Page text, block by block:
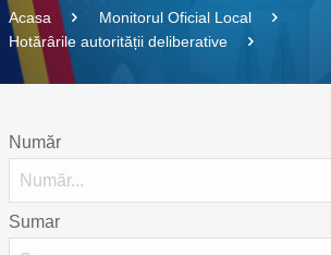
Acasa
Monitorul Oficial Local
Hotărârile autorității deliberative
Număr
Sumar